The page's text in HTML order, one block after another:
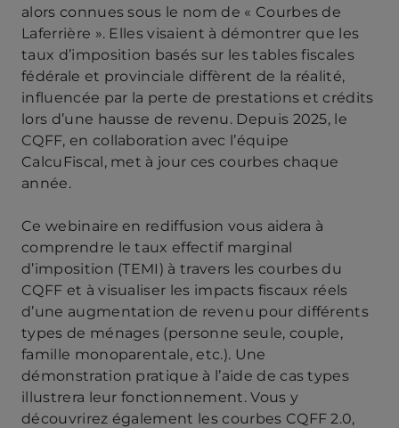
alors connues sous le nom de « Courbes de
Laferrière ». Elles visaient à démontrer que les
taux d’imposition basés sur les tables fiscales
fédérale et provinciale diffèrent de la réalité,
influencée par la perte de prestations et crédits
lors d’une hausse de revenu. Depuis 2025, le
CQFF, en collaboration avec l’équipe
CalcuFiscal, met à jour ces courbes chaque
année.
Ce webinaire en rediffusion vous aidera à
comprendre le taux effectif marginal
d’imposition (TEMI) à travers les courbes du
CQFF et à visualiser les impacts fiscaux réels
d’une augmentation de revenu pour différents
types de ménages (personne seule, couple,
famille monoparentale, etc.). Une
démonstration pratique à l’aide de cas types
illustrera leur fonctionnement. Vous y
découvrirez également les courbes CQFF 2.0,